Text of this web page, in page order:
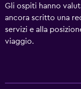
Gli ospiti hanno
ancora scritto una
servizi e alla
viaggio.